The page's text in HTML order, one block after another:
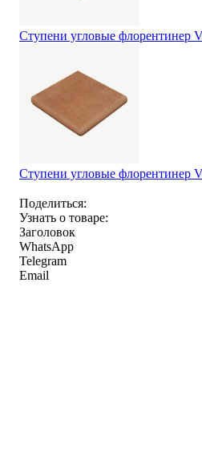
Ступени угловые флорентинер
Ступени угловые флорентинер
Поделиться:
Узнать о товаре:
Заголовок
WhatsApp
Telegram
Email